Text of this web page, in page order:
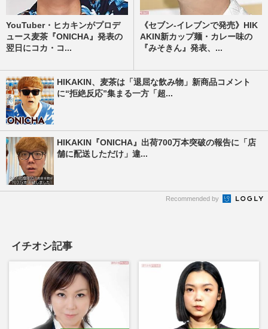
YouTuber・ヒカキンがプロデ
ュース麦茶『ONICHA』発表の
翌日にコカ・コ...
《セブン-イレブンで発売》HIK
AKIN新カップ麺・カレー味の
『みそきん』発表、...
HIKAKIN、麦茶は「退屈な飲み物」新商品コメント
に“拒絶反応”集まる一方「超...
HIKAKIN『ONICHA』出荷700万本突破の報告に「店
舗に配送しただけ」違...
Recommended by
イチオシ記事